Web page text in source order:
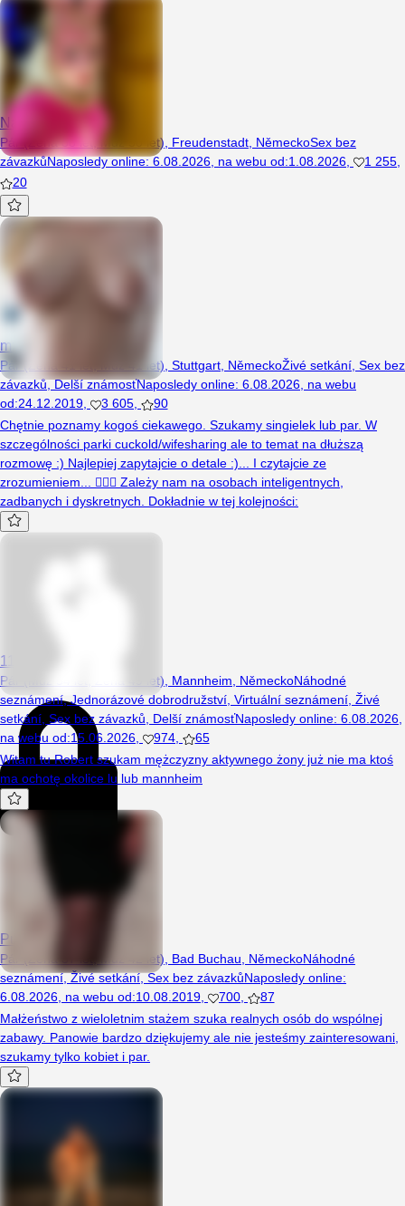
Nat87
Pár (Žena 38 let, Muž 50 let), Freudenstadt, NěmeckoSex bez
závazkůNaposledy online:6.08.2026 na webu od:1.08.2026 1 255
20
mzagro
Pár (Žena 41 let, Muž 41 let), Stuttgart, NěmeckoŽivé setkání Sex bez
závazků,Delší známosťNaposledy online: 6.08.2026 na webu
od:24.12.2019 3 605
90
Chętnie poznamy kogoś ciekawego. Szukamy singielek lub par. W
szczególności parki cuckold/wifesharing ale to temat na dłuższą
rozmowę :) Najlepiej zapytajcie o detale :)... I czytajcie ze
zrozumieniem... 🤦🏼‍♀️ Zależy nam na osobach inteligentnych,
zadbanych i dyskretnych. Dokładnie w tej kolejności:
1126
Pár (Muž 54 let, Žena 49 let), Mannheim, NěmeckoNáhodné
seznámení,Jednorázové dobrodružství, Virtuální seznámení, Živé
setkání, Sex bez závazků, Delší známosťNaposledy online: 6.08.2026,
na webu od:15.06.2026, 974,
65
Witam tu Robert szukam mężczyzny aktywnego żony już nie ma ktoś
ma ochotę okolice lu lub mannheim
PuszystaSzczuply
Pár (Žena 37 let, Muž 42 let), Bad Buchau, NěmeckoNáhodné
seznámení,Živé setkání,Sex bez závazkůNaposledy online:
6.08.2026 na webu od:10.08.2019 700
87
Małżeństwo z wieloletnim stażem szuka realnych osób do wspólnej
zabawy. Panowie bardzo dziękujemy ale nie jesteśmy zainteresowani,
szukamy tylko kobiet i par.